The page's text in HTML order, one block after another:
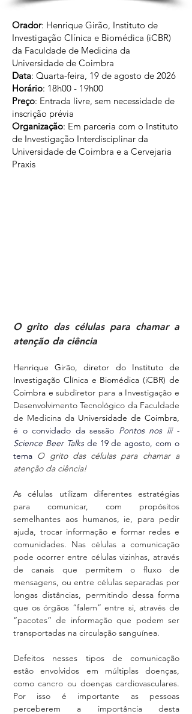
Orador: Henrique Girão, Instituto de
Investigação Clínica e Biomédica (iCBR)
da Faculdade de Medicina da
Universidade de Coimbra
Data: Quarta-feira, 19 de agosto de 2026
Horário: 18h00 - 19h00
Preço: Entrada livre, sem necessidade de
inscrição prévia
Organização: Em parceria com o Instituto
de Investigação Interdisciplinar da
Universidade de Coimbra e a Cervejaria
Praxis
O grito das células para chamar a
atenção da ciência
Henrique Girão, diretor do Instituto de
Investigação Clínica e Biomédica (iCBR) de
Coimbra e subdiretor para a Investigação e
Desenvolvimento Tecnológico da Faculdade
de Medicina da Universidade de Coimbra
é o convidado da sessão Pontos nos iii -
Science Beer Talks de 19 de agosto, com o
tema O grito das células para chamar a
atenção da ciência!
As células utilizam diferentes estratégias
para comunicar, com propósitos
semelhantes aos humanos, ie, para pedir
ajuda, trocar informação e formar redes e
comunidades. Nas células a comunicação
pode ocorrer entre células vizinhas, através
de canais que permitem o fluxo de
mensagens, ou entre células separadas por
longas distâncias, permitindo dessa forma
que os órgãos “falem” entre si, através de
“pacotes” de informação que podem ser
transportadas na circulação sanguínea.
Defeitos nesses tipos de comunicação
estão envolvidos em múltiplas doenças,
como cancro ou doenças cardiovasculares.
Por isso é importante as pessoas
perceberem a importância desta